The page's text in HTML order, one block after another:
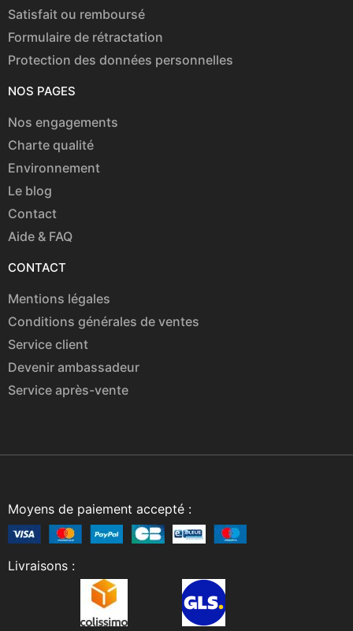
Satisfait ou remboursé
Formulaire de rétractation
Protection des données personnelles
NOS PAGES
Nos engagements
Charte qualité
Environnement
Le blog
Contact
Aide & FAQ
CONTACT
Mentions légales
Conditions générales de ventes
Service client
Devenir ambassadeur
Service après-vente
Moyens de paiement accepté :
Livraisons :